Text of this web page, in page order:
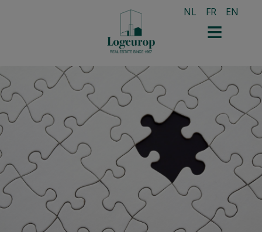
NL FR EN